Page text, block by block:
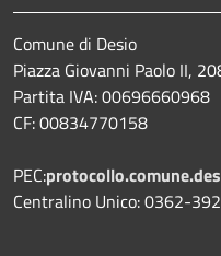
Comune di Desio
Piazza Giovanni Paolo II,
Partita IVA: 00696660968
CF: 00834770158
PEC:
Centralino Unico: 0362-